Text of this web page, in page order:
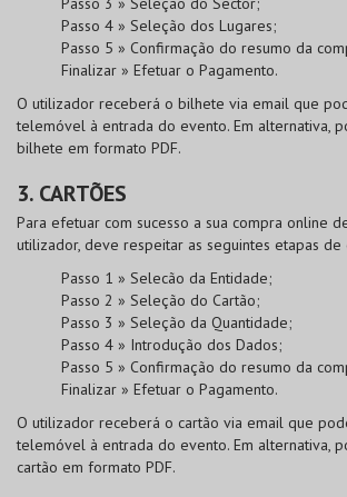
Passo 4 » Seleção dos Lugares;
Passo 5 » Confirmação do resumo da
Finalizar » Efetuar o Pagamento.
O utilizador receberá o bilhete via email que
telemóvel à entrada do evento. Em alternativa,
bilhete em formato PDF.
3. CARTÕES
Para efetuar com sucesso a sua compra online
utilizador, deve respeitar as seguintes etapas de
Passo 1 » Selecão da Entidade;
Passo 2 » Seleção do Cartão;
Passo 3 » Seleção da Quantidade;
Passo 4 » Introdução dos Dados;
Passo 5 » Confirmação do resumo da
Finalizar » Efetuar o Pagamento.
O utilizador receberá o cartão via email que
telemóvel à entrada do evento. Em alternativa,
cartão em formato PDF.